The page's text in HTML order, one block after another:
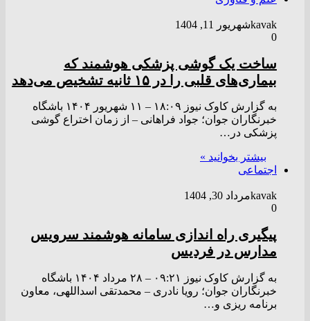
kavakشهریور 11, 1404
0
ساخت یک گوشی پزشکی هوشمند که
بیماری‌های قلبی را در ۱۵ ثانیه تشخیص می‌دهد
به گزارش کاوک نیوز ۱۸:۰۹ – ۱۱ شهريور ۱۴۰۴ باشگاه
خبرنگاران جوان؛ جواد فراهانی – از زمان اختراع گوشی
پزشکی در…
بیشتر بخوانید »
اجتماعی
kavakمرداد 30, 1404
0
پیگیری راه اندازی سامانه هوشمند سرویس
مدارس در فردیس
به گزارش کاوک نیوز ۰۹:۲۱ – ۲۸ مرداد ۱۴۰۴ باشگاه
خبرنگاران جوان؛ رویا نادری – محمدتقی اسداللهی، معاون
برنامه ریزی و…